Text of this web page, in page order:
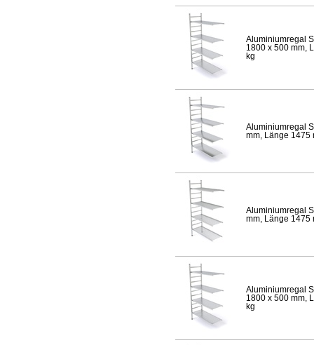
Aluminiumregal
1800 x 500 mm,
kg
Aluminiumregal
mm, Länge 1475
Aluminiumregal
mm, Länge 1475
Aluminiumregal
1800 x 500 mm,
kg